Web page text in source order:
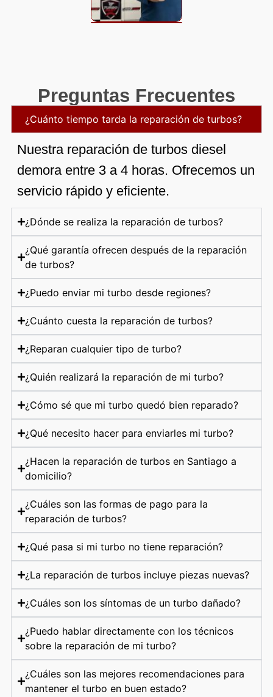
Preguntas Frecuentes
¿Cuánto tiempo tarda la reparación de turbos?
Nuestra reparación de turbos diesel
demora entre 3 a 4 horas. Ofrecemos un
servicio rápido y eficiente.
¿Dónde se realiza la reparación de turbos?
¿Qué garantía ofrecen después de la reparación
de turbos?
¿Puedo enviar mi turbo desde regiones?
¿Cuánto cuesta la reparación de turbos?
¿Reparan cualquier tipo de turbo?
¿Quién realizará la reparación de mi turbo?
¿Cómo sé que mi turbo quedó bien reparado?
¿Qué necesito hacer para enviarles mi turbo?
¿Hacen la reparación de turbos en Santiago a
domicilio?
¿Cuáles son las formas de pago para la
reparación de turbos?
¿Qué pasa si mi turbo no tiene reparación?
¿La reparación de turbos incluye piezas nuevas?
¿Cuáles son los síntomas de un turbo dañado?
¿Puedo hablar directamente con los técnicos
sobre la reparación de mi turbo?
¿Cuáles son las mejores recomendaciones para
mantener el turbo en buen estado?